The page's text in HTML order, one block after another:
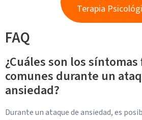
Terapia
FAQ
¿Cuáles son los
comunes durante un
ansiedad?
Durante un ataque de ansiedad, es